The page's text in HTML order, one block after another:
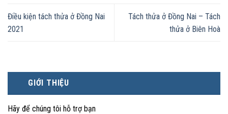
GIỚI THIỆU
Hãy để chúng tôi hỗ trợ bạn
Điều kiện tách thửa ở Đồng Nai
2021
Tách thửa ở Đồng Nai – Tách
thửa ở Biên Hoà